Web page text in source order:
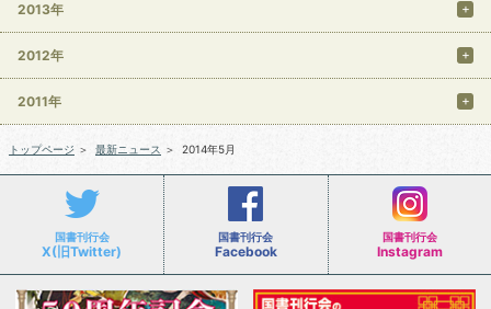
2013年
2012年
2011年
トップページ ＞ 最新ニュース ＞ 2014年5月
国書刊行会
X(旧Twitter)
国書刊行会
Facebook
国書刊行会
Instagram